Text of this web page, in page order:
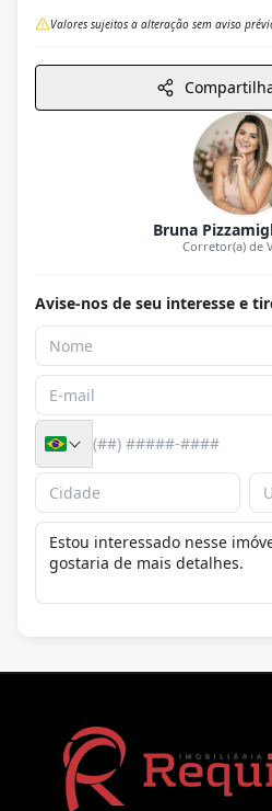
Valores sujeitos a alteração sem aviso
Bruna
Corretor(a) de
Avise-nos de seu interesse e